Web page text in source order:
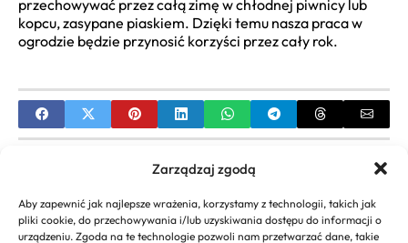
Zarządzaj zgodą
Aby zapewnić jak najlepsze wrażenia, korzystamy z technologii, takich jak
pliki cookie, do przechowywania i/lub uzyskiwania dostępu do informacji o
urządzeniu. Zgoda na te technologie pozwoli nam przetwarzać dane, takie
przechowywać przez całą zimę w chłodnej piwnicy lub
kopcu, zasypane piaskiem. Dzięki temu nasza praca w
ogrodzie będzie przynosić korzyści przez cały rok.
Projektowanie ogrodu jadalnego: Jak połączyć
piękno i smak?